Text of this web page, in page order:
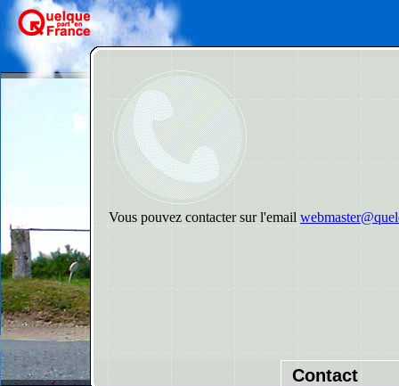
Vous pouvez contacter sur l'email
Contact